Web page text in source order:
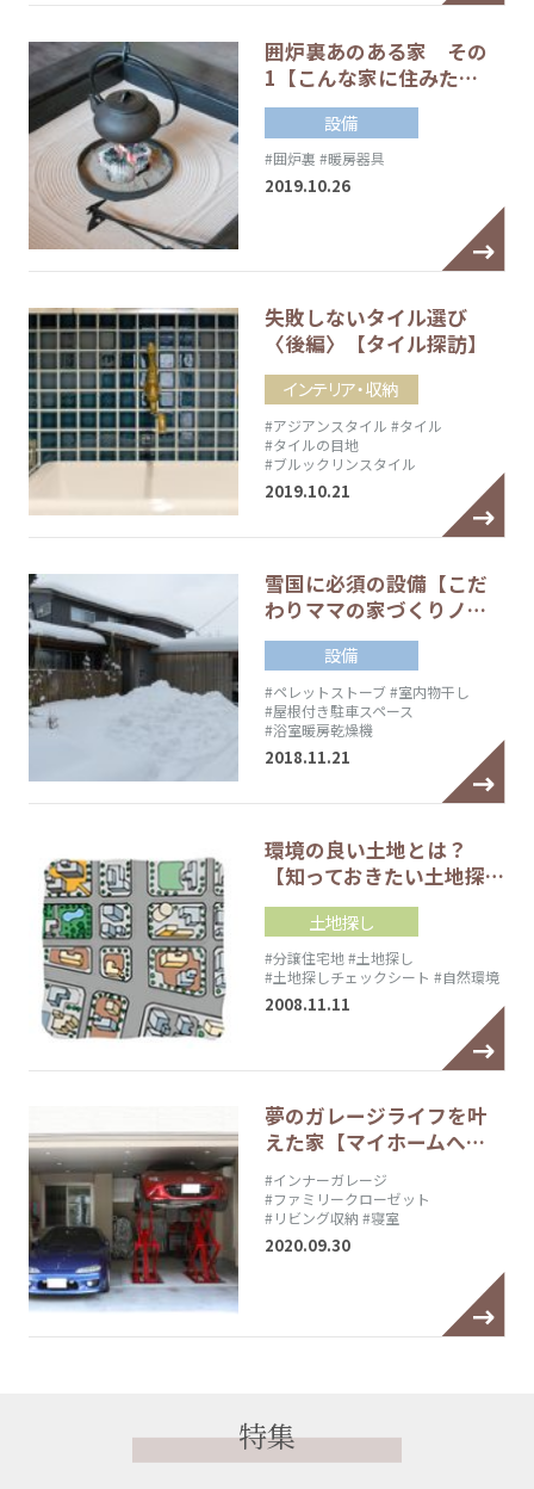
囲炉裏あのある家 その
1【こんな家に住みた…
設備
#囲炉裏 #暖房器具
2019.10.26
失敗しないタイル選び
〈後編〉【タイル探訪】
インテリア・収納
#アジアンスタイル #タイル
#タイルの目地
#ブルックリンスタイル
2019.10.21
雪国に必須の設備【こだ
わりママの家づくりノ…
設備
#ペレットストーブ#室内物干し
#屋根付き駐車スペース
#浴室暖房乾燥機
2018.11.21
環境の良い土地とは？
【知っておきたい土地探…
土地探し
#分譲住宅地#土地探し
#土地探しチェックシート #自然環境
2008.11.11
夢のガレージライフを叶
えた家【マイホームへ…
#インナーガレージ
#ファミリークローゼット
#リビング収納 #寝室
2020.09.30
特集